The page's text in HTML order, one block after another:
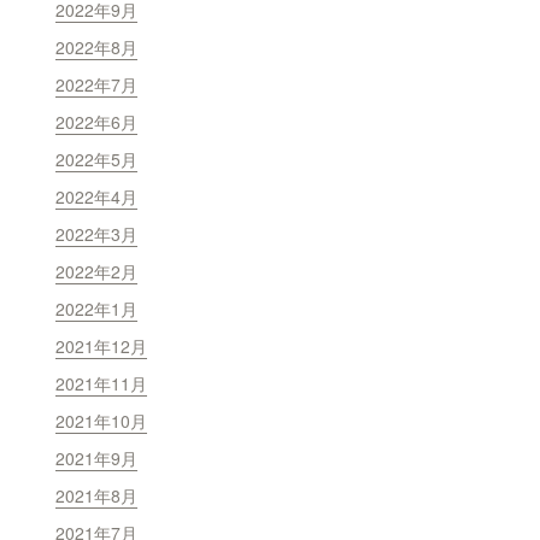
2022年9月
2022年8月
2022年7月
2022年6月
2022年5月
2022年4月
2022年3月
2022年2月
2022年1月
2021年12月
2021年11月
2021年10月
2021年9月
2021年8月
2021年7月